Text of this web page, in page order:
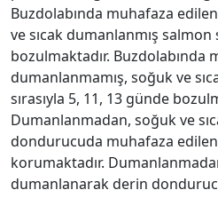
Buzdolabında muhafaza
ve sıcak dumanlanmış salmon
bozulmaktadır. Buzdolabında
dumanlanmamış, soğuk ve
sırasıyla 5, 11, 13 günde
Dumanlanmadan, soğuk ve
dondurucuda muhafaza
korumaktadır.
dumanlanarak derin